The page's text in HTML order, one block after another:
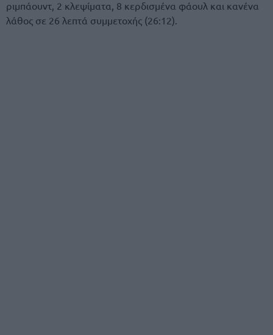
ριμπάουντ, 2 κλεψίματα, 8 κερδισμένα φάουλ και κανένα
λάθος σε 26 λεπτά συμμετοχής (26:12).